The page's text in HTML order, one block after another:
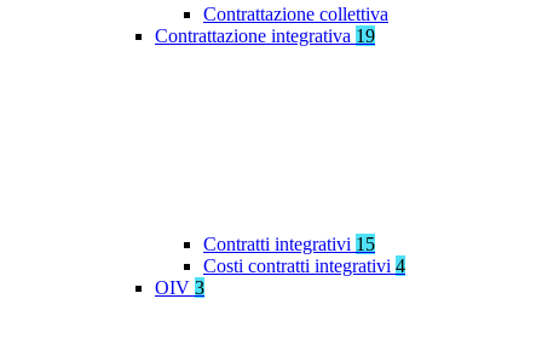
Contrattazione collettiva
Contrattazione integrativa 19
Contratti integrativi 15
Costi contratti integrativi 4
OIV 3